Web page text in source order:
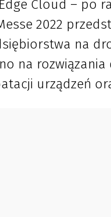
Cloud – po
2022
na
na
urządzeń